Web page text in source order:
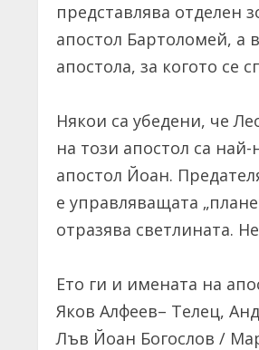
представлява отделен
апостол Бартоломей, а
апостола, за когото се
Някои са убедени, че
на този апостол са
апостол Йоан.
е управляващата
отразява светлината.
Ето ги и имената на
Яков Алфеев– Телец,
Лъв Йоан Богослов /